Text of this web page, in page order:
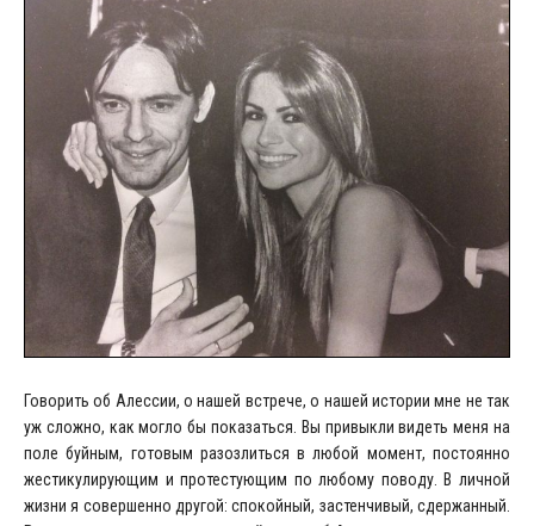
Говорить об Алессии, о нашей встрече, о нашей истории мне не так
уж сложно, как могло бы показаться. Вы привыкли видеть меня на
поле буйным, готовым разозлиться в любой момент, постоянно
жестикулирующим и протестующим по любому поводу. В личной
жизни я совершенно другой: спокойный, застенчивый, сдержанный.